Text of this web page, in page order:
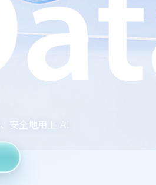
安全地用上 AI